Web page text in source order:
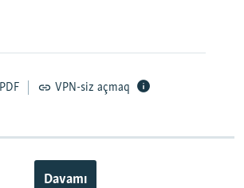
PDF VPN-siz açmaq
Davamı